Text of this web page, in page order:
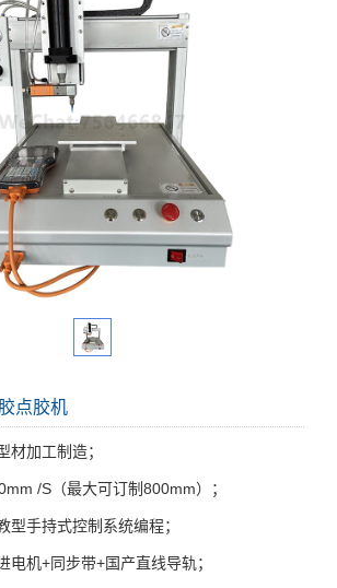
点胶机
材加工制造；
/S（最大可订制800mm）；
型手持式控制系统编程；
电机+同步带+国产直线导轨；